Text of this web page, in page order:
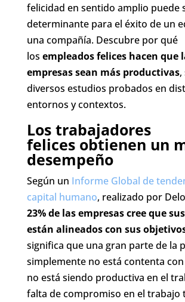
felicidad en sentido amplio puede
determinante para el éxito de un
una compañía. Descubre por qué
los empleados felices hacen que
empresas sean más productivas,
diversos estudios probados en
entornos y contextos.
Los trabajadores
felices obtienen un
desempeño
Según un Informe Global de
capital humano, realizado por
23% de las empresas cree que
están alineados con sus
significa que una gran parte de la
simplemente no está contenta
no está siendo productiva en el
falta de compromiso en el trabajo